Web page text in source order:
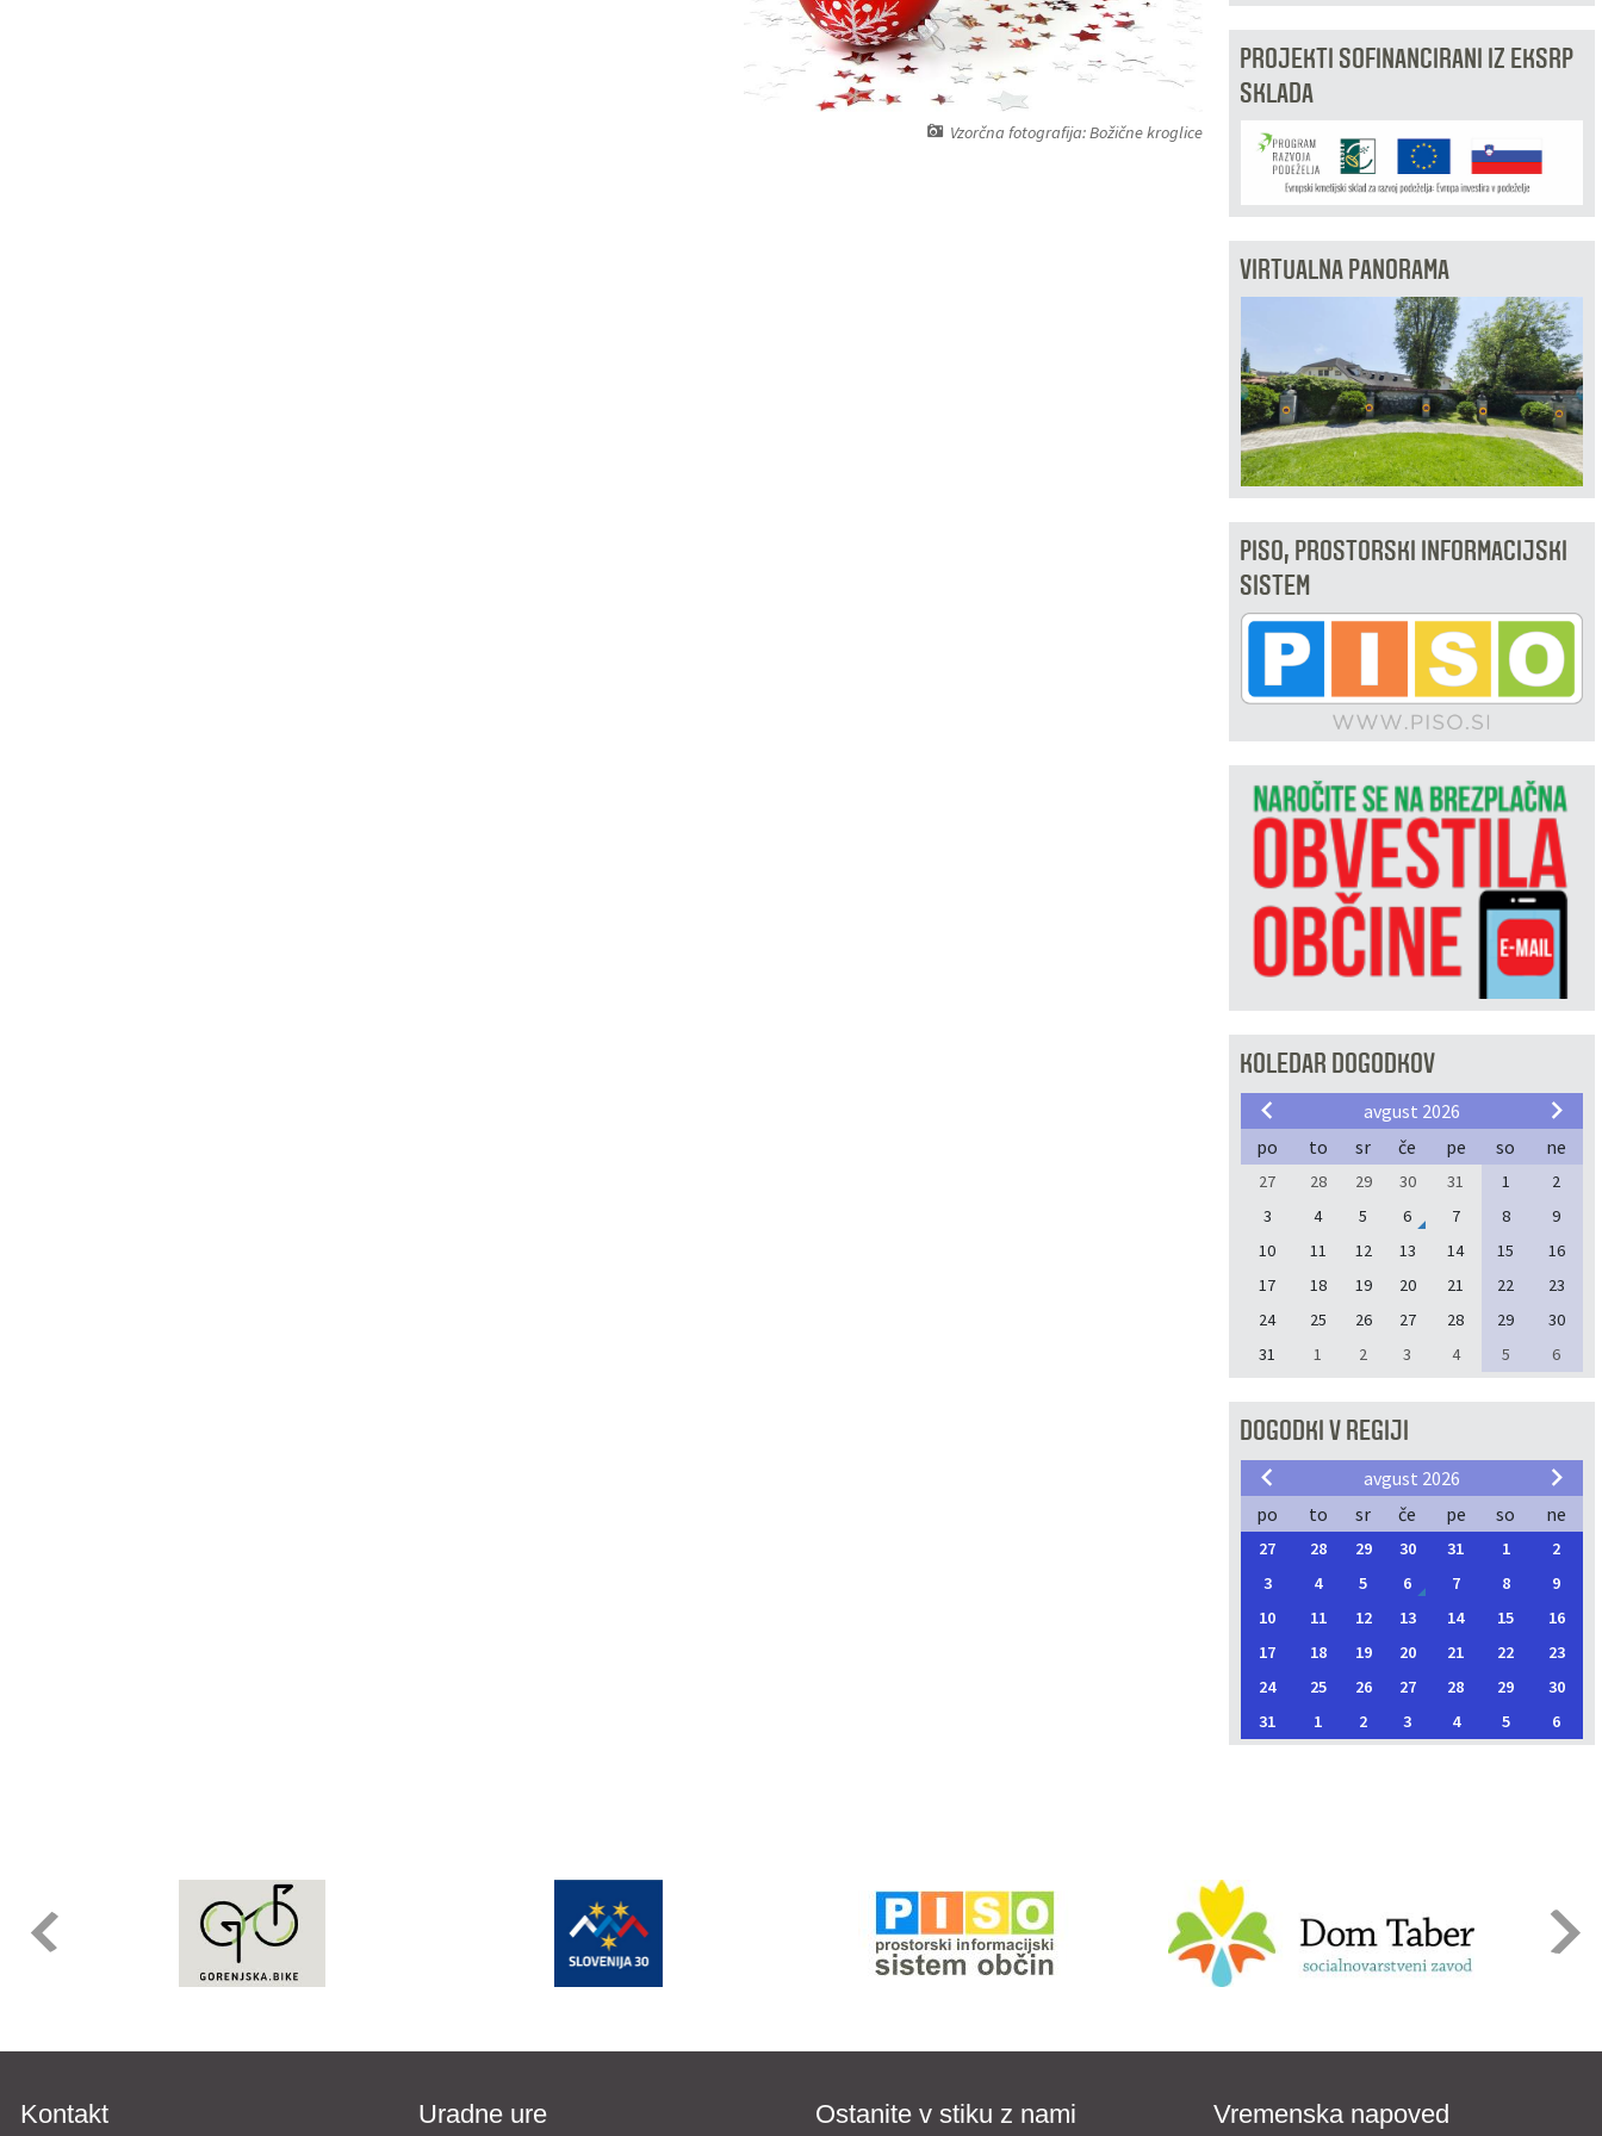
Vzorčna fotografija: Božične kroglice
PROJEKTI SOFINANCIRANI IZ EKSRP
SKLADA
VIRTUALNA PANORAMA
PISO, PROSTORSKI INFORMACIJSKI
SISTEM
KOLEDAR DOGODKOV
avgust 2026
po
to sr če pe so ne
27 28 29 30 31 1
2
3
4 5 6 7 8
9
10
11 12 13 14 15
16
17
18 19 20 21 22
23
24
25 26 27 28 29
30
31
1 2 3 4 5 6
DOGODKI V REGIJI
avgust 2026
po
to sr če pe so ne
27 28 29 30 31 1
2
3
4 5 6 7 8
9
10
11 12 13 14 15
16
17
18 19 20 21 22
23
24
25 26 27 28 29
30
31
1 2 3 4 5 6
Kontakt Uradne ure Ostanite v stiku z nami Vremenska napoved